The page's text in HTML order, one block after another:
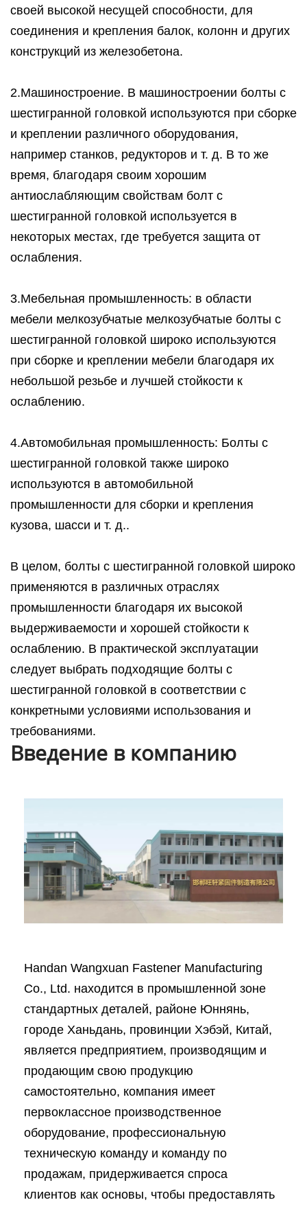
своей высокой несущей способности, для
соединения и крепления балок, колонн и других
конструкций из железобетона.
2.Машиностроение. В машиностроении болты с
шестигранной головкой используются при сборке
и креплении различного оборудования,
например станков, редукторов и т. д. В то же
время, благодаря своим хорошим
антиослабляющим свойствам болт с
шестигранной головкой используется в
некоторых местах, где требуется защита от
ослабления.
3.Мебельная промышленность: в области
мебели мелкозубчатые мелкозубчатые болты с
шестигранной головкой широко используются
при сборке и креплении мебели благодаря их
небольшой резьбе и лучшей стойкости к
ослаблению.
4.Автомобильная промышленность: Болты с
шестигранной головкой также широко
используются в автомобильной
промышленности для сборки и крепления
кузова, шасси и т. д..
В целом, болты с шестигранной головкой широко
применяются в различных отраслях
промышленности благодаря их высокой
выдерживаемости и хорошей стойкости к
ослаблению. В практической эксплуатации
следует выбрать подходящие болты с
шестигранной головкой в соответствии с
конкретными условиями использования и
требованиями.
Введение в компанию
Handan Wangxuan Fastener Manufacturing
Co., Ltd. находится в промышленной зоне
стандартных деталей, районе Юннянь,
городе Ханьдань, провинции Хэбэй, Китай,
является предприятием, производящим и
продающим свою продукцию
самостоятельно, компания имеет
первоклассное производственное
оборудование, профессиональную
техническую команду и команду по
продажам, придерживается спроса
клиентов как основы, чтобы предоставлять